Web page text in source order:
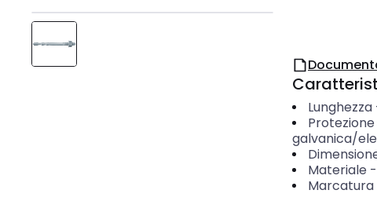
Lunghezza
galvanica/
Materiale -